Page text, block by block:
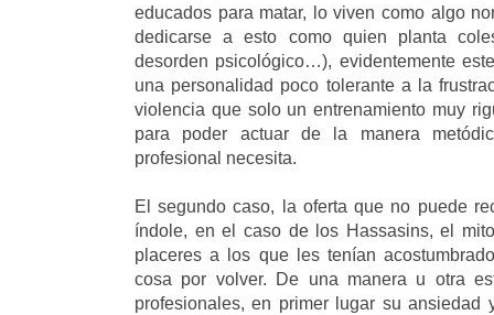
educados para matar, lo viven como algo
dedicarse a esto como quien planta
desorden psicológico…), evidentemente
una personalidad poco tolerante a la
violencia que solo un entrenamiento muy
para poder actuar de la manera
profesional necesita.
El segundo caso, la oferta que no puede
índole, en el caso de los Hassasins, el
placeres a los que les tenían
cosa por volver. De una manera u otra
profesionales, en primer lugar su ansiedad